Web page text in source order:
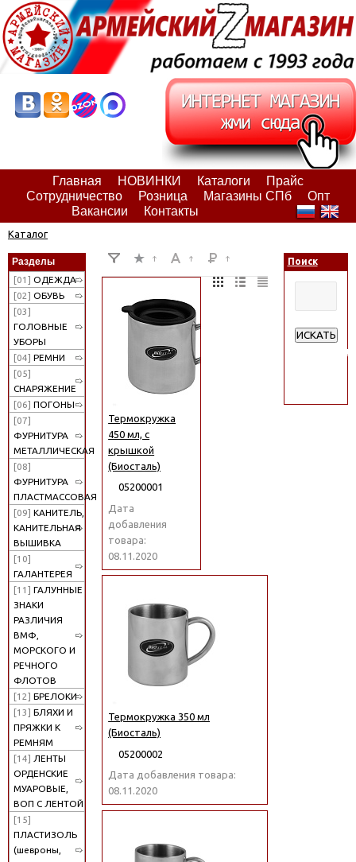
Главная НОВИНКИ Каталоги
Прайс
Сотрудничество
Розница Магазины СПб
Опт
Вакансии
Контакты
Каталог
Разделы
[01] ОДЕЖДА
[02] ОБУВЬ
[03]
ГОЛОВНЫЕ
УБОРЫ
[04] РЕМНИ
[05]
СНАРЯЖЕНИЕ
[06] ПОГОНЫ
[07]
ФУРНИТУРА
МЕТАЛЛИЧЕСКАЯ
[08]
ФУРНИТУРА
ПЛАСТМАССОВАЯ
[09] КАНИТЕЛЬ,
КАНИТЕЛЬНАЯ
ВЫШИВКА
[10]
ГАЛАНТЕРЕЯ
[11] ГАЛУННЫЕ
ЗНАКИ
РАЗЛИЧИЯ
ВМФ,
МОРСКОГО И
РЕЧНОГО
ФЛОТОВ
[12] БРЕЛОКИ
[13] БЛЯХИ И
ПРЯЖКИ К
РЕМНЯМ
[14] ЛЕНТЫ
ОРДЕНСКИЕ
МУАРОВЫЕ,
ВОП С ЛЕНТОЙ
[15]
ПЛАСТИЗОЛЬ
(шевроны,
Термокружка
450 мл, с
крышкой
(Биосталь)
05200001
Дата
добавления
товара:
08.11.2020
Термокружка 350 мл
(Биосталь)
05200002
Дата добавления товара:
08.11.2020
Поиск
ИСКАТЬ